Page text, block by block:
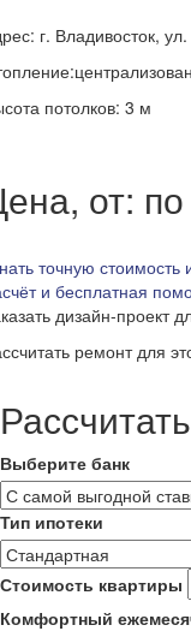
г. Владивосток,
потолков: 3 м
от:
точную стоимость
и бесплатная
дизайн-проект
ремонт для
Выберите банк
Тип ипотеки
Стоимость квартиры
Комфортный